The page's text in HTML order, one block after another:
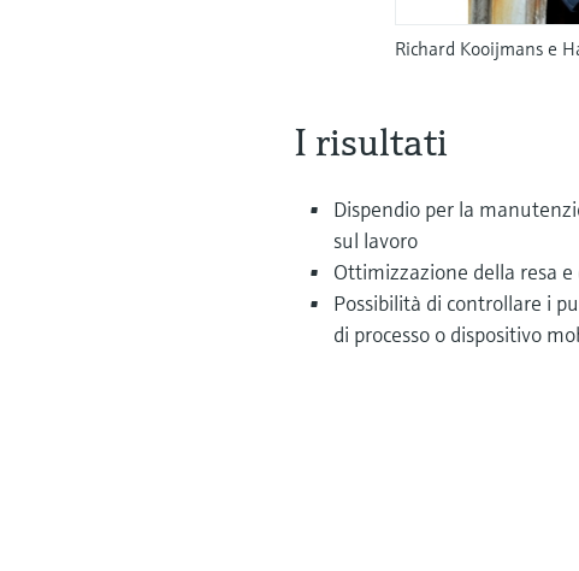
Richard Kooijmans e
I risultati
Dispendio per la
sul lavoro
Ottimizzazione della resa
Possibilità di controllare i
di processo o dispositivo